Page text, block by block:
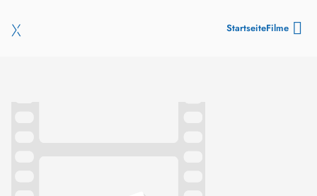
StartseiteFilme